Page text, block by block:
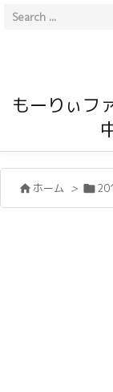
もーりぃフ
 ホーム > 